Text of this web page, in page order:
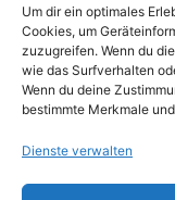
Um dir ein optimales
Cookies, um
zuzugreifen. Wenn du
wie das Surfverhalten
Wenn du deine
bestimmte Merkmale
Dienste verwalten